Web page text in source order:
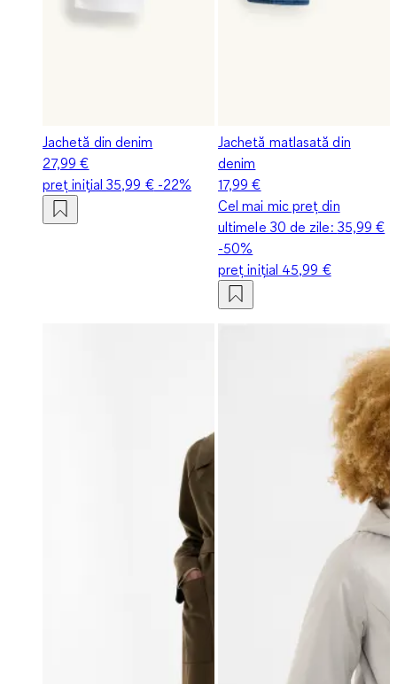
Jachetă din denim
27,99 €
preț inițial35,99 €-22%
Jachetă matlasată din
denim
17,99 €
Cel mai mic preț din
ultimele 30 de zile: 35,99 €
-50%
preț inițial 45,99 €